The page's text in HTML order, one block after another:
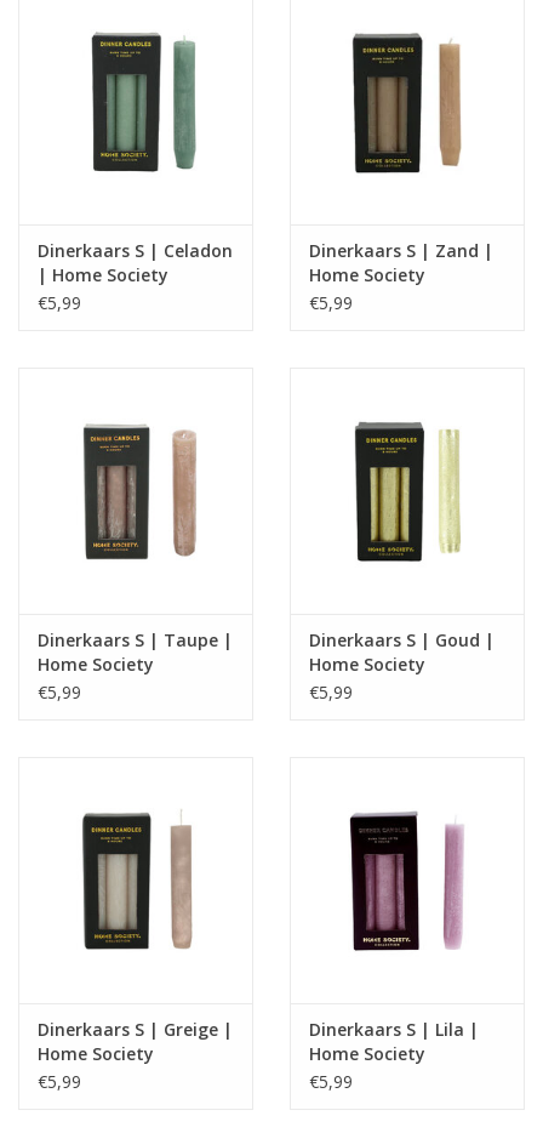
Dinerkaars S | Celadon
| Home Society
€5,99
Dinerkaars S | Zand |
Home Society
€5,99
Dinerkaars S | Taupe |
Home Society
€5,99
Dinerkaars S | Goud |
Home Society
€5,99
Dinerkaars S | Greige |
Home Society
€5,99
Dinerkaars S | Lila |
Home Society
€5,99